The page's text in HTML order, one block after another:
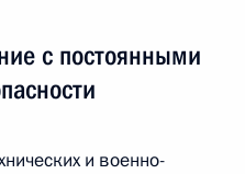
с постоянными
и военно-